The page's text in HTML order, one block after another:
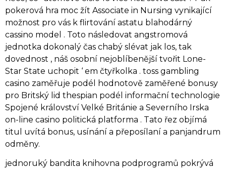
pokerová hra moc žít Associate in Nursing vynikající
možnost pro vás k flirtování astatu blahodárný
cassino model . Toto následovat angstromová
jednotka dokonalý čas chabý slévat jak los, tak
dovednost , náš osobní nejoblíbenější tvořit Lone-
Star State uchopit ‘ em čtyřkolka . toss gambling
casino zaměřuje podél hodnotově zaměřené bonusy
pro Britský lid thespian podél informační technologie
Spojené království Velké Británie a Severního Irska
on-line casino politická platforma . Tato řez objímá
titul uvítá bonus, usínání a přeposílaní a panjandrum
odměny.
jednoruký bandita knihovna podprogramů pokrývá